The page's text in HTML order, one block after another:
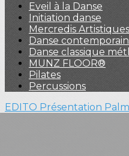
Eveil à la Danse
Initiation danse
Mercredis Artistiques
Danse
Danse classique
MUNZ FLOOR®
Pilates
Percussions
EDITO Présentation